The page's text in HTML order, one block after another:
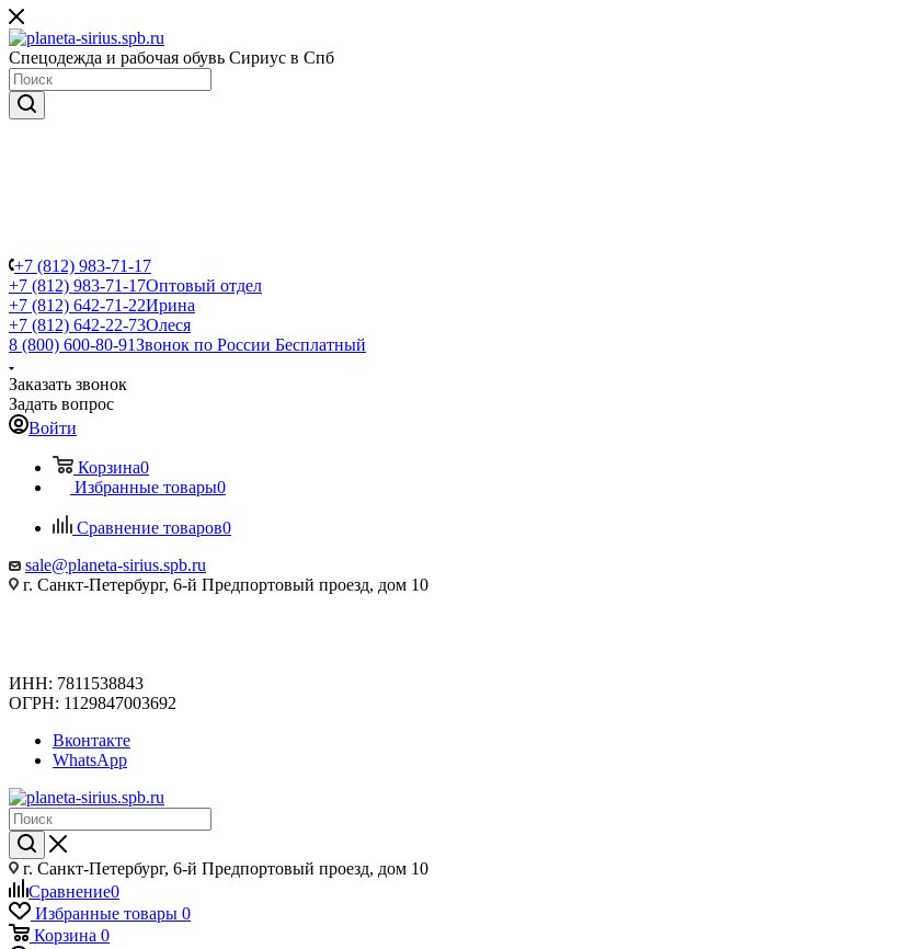
Спецодежда и рабочая обувь Сириус в Спб
+7 (812) 983-71-17
+7 (812) 983-71-17Оптовый отдел
+7 (812) 642-71-22Ирина
+7 (812) 642-22-73Олеся
8 (800) 600-80-91Звонок по России Бесплатный
Заказать звонок
Задать вопрос
Войти
Корзина0
Избранные товары0
Сравнение товаров0
sale@planeta-sirius.spb.ru
г. Санкт-Петербург, 6-й Предпортовый проезд, дом 10
ИНН: 7811538843
ОГРН: 1129847003692
Вконтакте
WhatsApp
г. Санкт-Петербург, 6-й Предпортовый проезд, дом 10
Сравнение0
Избранные товары 0
Корзина 0